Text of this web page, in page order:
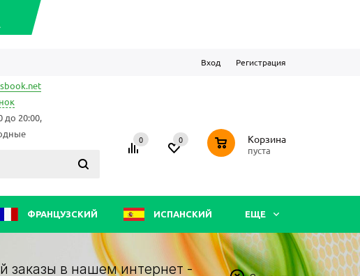
Вход Регистрация
до 20:00,
0 0 0 Корзина
пуста
ФРАНЦУЗСКИЙ ИСПАНСКИЙ ЕЩЕ
заказы в нашем интернет -